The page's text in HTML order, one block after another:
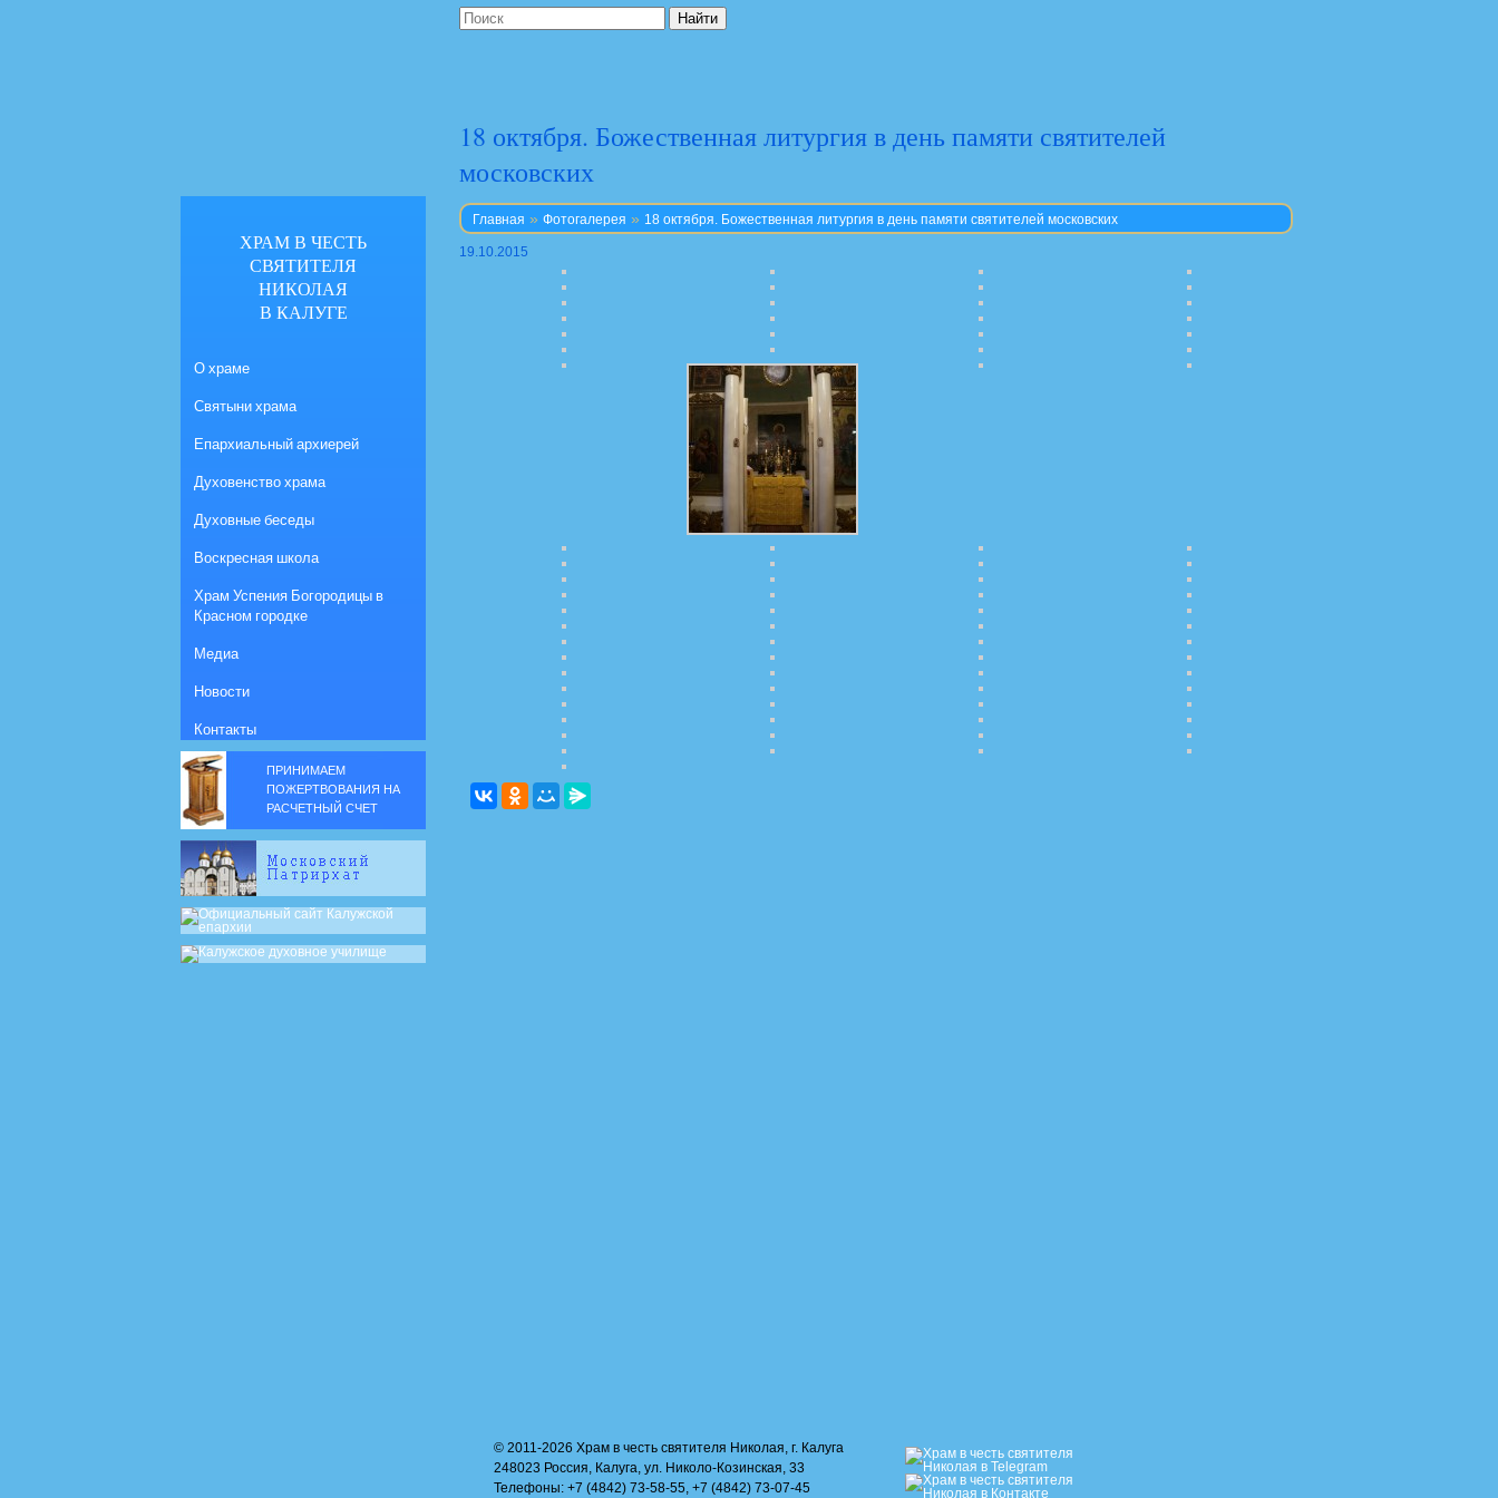
18 октября. Божественная литургия в день памяти святителей
московских
Главная » Фотогалерея » 18 октября. Божественная литургия в день памяти святителей московских
19.10.2015
ХРАМ В ЧЕСТЬ
СВЯТИТЕЛЯ
НИКОЛАЯ
В КАЛУГЕ
О храме
Святыни храма
Епархиальный архиерей
Духовенство храма
Духовные беседы
Воскресная школа
Храм Успения Богородицы в
Красном городке
Медиа
Новости
Контакты
ПРИНИМАЕМ
ПОЖЕРТВОВАНИЯ НА
РАСЧЕТНЫЙ СЧЕТ
© 2011-2026 Храм в честь святителя Николая, г. Калуга
248023 Россия, Калуга, ул. Николо-Козинская, 33
Телефоны: +7 (4842) 73-58-55, +7 (4842) 73-07-45